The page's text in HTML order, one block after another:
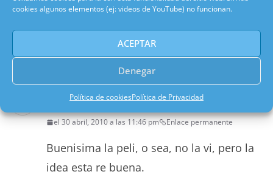
cookies algunos elementos (ej: videos de YouTube) no funcionan.
ACEPTAR
Denegar
Política de cookiesPolítica de Privacidad
completo a ver si mantiene el estilo, pero
Brian
el 30 abril, 2010 a las 11:46 pm Enlace permanente
Buenisima la peli, o sea, no la vi, pero la
idea esta re buena.